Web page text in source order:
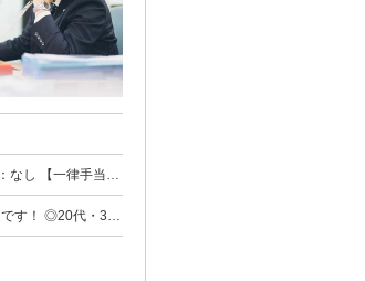
４日までは日数
賞（年1回） →
す！ ◎20代・30